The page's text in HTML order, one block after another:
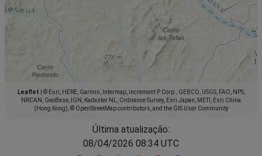
Leaflet
© Esri, HERE, Garmin, Intermap, increment P Corp., GEBCO, USGS, FAO, NPS,
NRCAN, GeoBase, IGN, Kadaster NL, Ordnance Survey, Esri Japan, METI, Esri China
(Hong Kong), © OpenStreetMap contributors, and the GIS User Community
Última atualização:
08/04/2026 08:34 UTC